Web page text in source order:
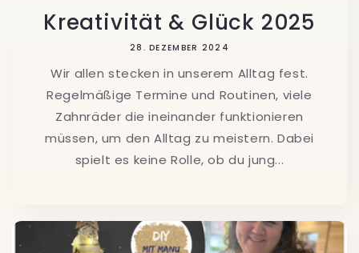
Kreativität & Glück 2025
28. DEZEMBER 2024
Wir allen stecken in unserem Alltag fest.
Regelmäßige Termine und Routinen, viele
Zahnräder die ineinander funktionieren
müssen, um den Alltag zu meistern. Dabei
spielt es keine Rolle, ob du jung...